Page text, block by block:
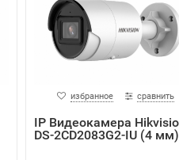
избранное сравнить
IP Видеокамера
DS-2CD2083G2-IU (4 мм)